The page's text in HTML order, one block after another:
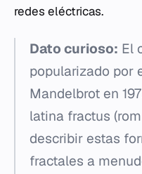
redes eléctricas.
Dato curioso: El
popularizado por
Mandelbrot en
latina fractus
describir estas
fractales a